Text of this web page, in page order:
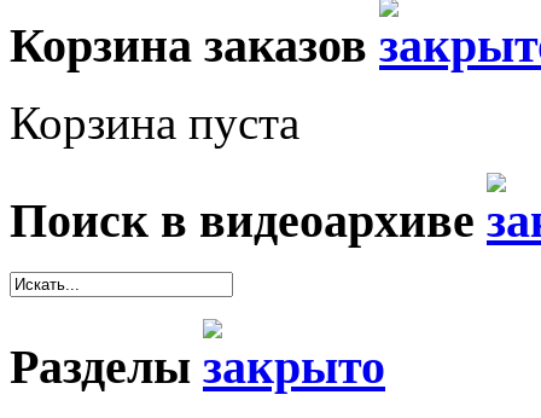
Корзина заказов
Корзина пуста
Поиск в видеоархиве
Разделы